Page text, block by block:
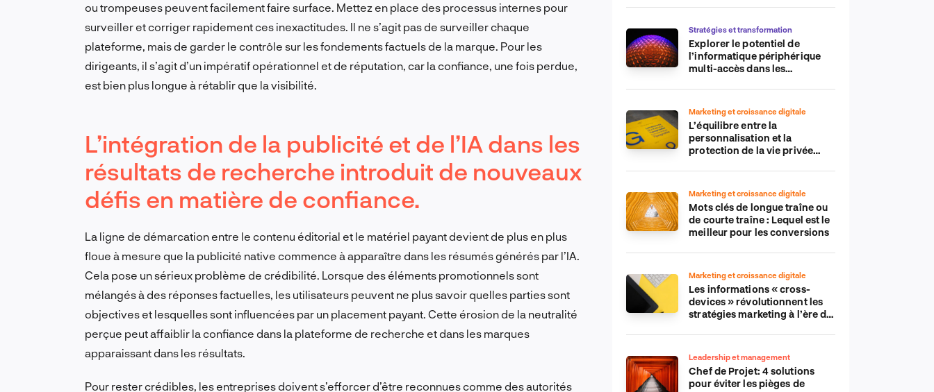
ou trompeuses peuvent facilement faire surface. Mettez en place des processus internes pour
surveiller et corriger rapidement ces inexactitudes. Il ne s’agit pas de surveiller chaque
plateforme, mais de garder le contrôle sur les fondements factuels de la marque. Pour les
dirigeants, il s’agit d’un impératif opérationnel et de réputation, car la confiance, une fois perdue,
est bien plus longue à rétablir que la visibilité.
L’intégration de la publicité et de l’IA dans les
résultats de recherche introduit de nouveaux
défis en matière de confiance.
La ligne de démarcation entre le contenu éditorial et le matériel payant devient de plus en plus
floue à mesure que la publicité native commence à apparaître dans les résumés générés par l’IA.
Cela pose un sérieux problème de crédibilité. Lorsque des éléments promotionnels sont
mélangés à des réponses factuelles, les utilisateurs peuvent ne plus savoir quelles parties sont
objectives et lesquelles sont influencées par un placement payant. Cette érosion de la neutralité
perçue peut affaiblir la confiance dans la plateforme de recherche et dans les marques
apparaissant dans les résultats.
Pour rester crédibles, les entreprises doivent s’efforcer d’être reconnues comme des autorités
commerce électronique
Stratégies et transformation
Explorer le potentiel de
l’informatique périphérique
multi-accès dans les
Marketing et croissance digitale
L’équilibre entre la
personnalisation et la
protection de la vie privée
Marketing et croissance digitale
Mots clés de longue traîne ou
de courte traîne : Lequel est le
meilleur pour les conversions
Marketing et croissance digitale
Les informations « cross-
devices » révolutionnent les
stratégies marketing à l’ère du
Leadership et management
Chef de Projet: 4 solutions
pour éviter les pièges de